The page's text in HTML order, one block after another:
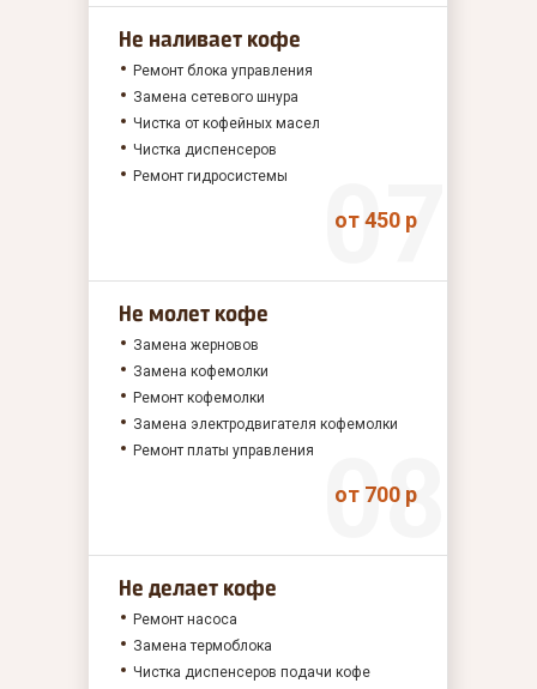
Не наливает кофе
Ремонт блока управления
Замена сетевого шнура
Чистка от кофейных масел
Чистка диспенсеров
Ремонт гидросистемы
от 450 р
Не молет кофе
Замена жерновов
Замена кофемолки
Ремонт кофемолки
Замена электродвигателя кофемолки
Ремонт платы управления
от 700 р
Не делает кофе
Ремонт насоса
Замена термоблока
Чистка диспенсеров подачи кофе